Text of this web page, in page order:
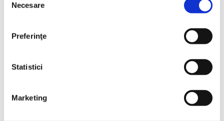
consimțământului
Necesare
Preferinţe
Statistici
Marketing